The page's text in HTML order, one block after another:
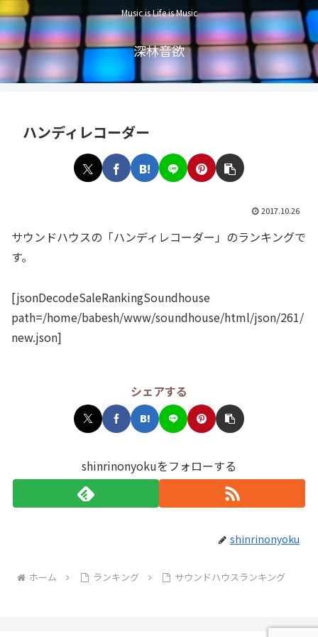
Music is Life is Music
深林音欲
ハンディレコーダー
2017.10.26
サウンドハウスの「ハンディレコーダー」のランキングで
す。
[jsonDecodeSaleRankingSoundhouse
path=/home/babesh/www/soundhouse/html/json/261/
new.json]
シェアする
shinrinonyokuをフォローする
shinrinonyoku
ホーム ランキング サウンドハウスランキング